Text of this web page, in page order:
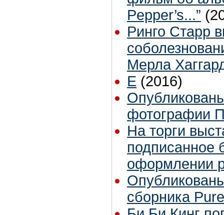
Pepper’s...”
Ринго Старр
Мерла
E (2016)
фотографии
На торги
подписанное
оформлении
сборника